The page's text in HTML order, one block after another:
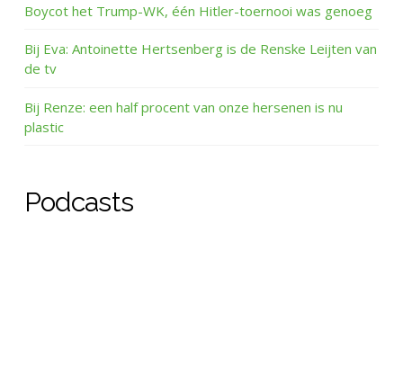
Boycot het Trump-WK, één Hitler-toernooi was genoeg
Bij Eva: Antoinette Hertsenberg is de Renske Leijten van
de tv
Bij Renze: een half procent van onze hersenen is nu
plastic
Podcasts